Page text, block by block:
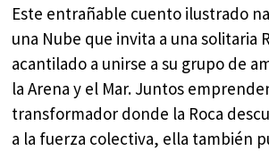
Este entrañable cuento ilustrado
una Nube que invita a una solitaria
acantilado a unirse a su grupo de
la Arena y el Mar. Juntos
transformador donde la Roca
a la fuerza colectiva, ella también